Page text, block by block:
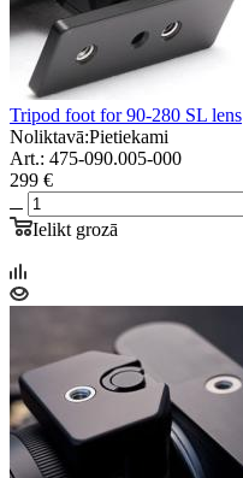
Tripod foot for 90-280 SL lens
Noliktavā:Pietiekami
Art.: 475-090.005-000
299 €
Ielikt grozā